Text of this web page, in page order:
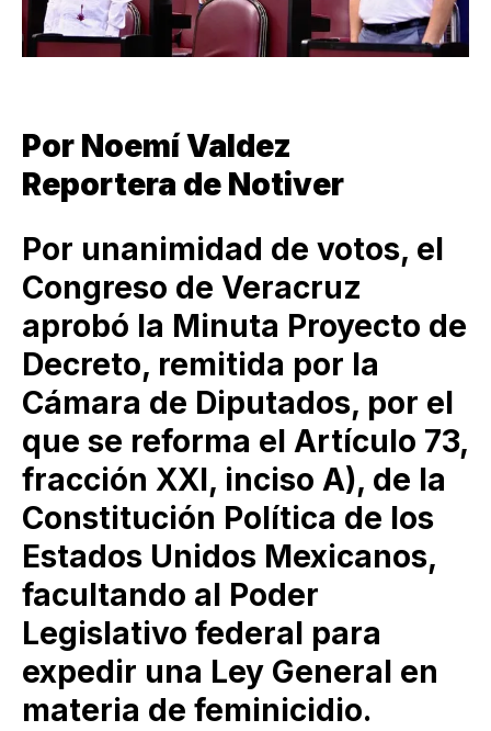
Por Noemí Valdez
Reportera de Notiver
Por unanimidad de votos, el
Congreso de Veracruz
aprobó la Minuta Proyecto de
Decreto, remitida por la
Cámara de Diputados, por el
que se reforma el Artículo 73,
fracción XXI, inciso A), de la
Constitución Política de los
Estados Unidos Mexicanos,
facultando al Poder
Legislativo federal para
expedir una Ley General en
materia de feminicidio.